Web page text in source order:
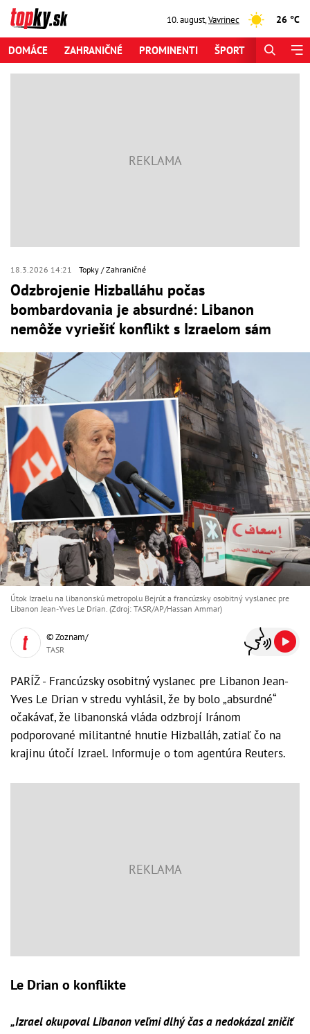
10. august,Vavrinec 26 °C
DOMÁCE ZAHRANIČNÉ PROMINENTI ŠPORT
18.3.2026 14:21 Topky Zahraničné
Odzbrojenie Hizballáhu počas
bombardovania je absurdné: Libanon
nemôže vyriešiť konflikt s Izraelom sám
Útok Izraelu na libanonskú metropolu Bejrút a francúzsky osobitný vyslanec pre
Libanon Jean-Yves Le Drian. (Zdroj: TASR/AP/Hassan Ammar)
© Zoznam/
TASR
PARÍŽ - Francúzsky osobitný vyslanec pre Libanon Jean-
Yves Le Drian v stredu vyhlásil, že by bolo „absurdné“
očakávať, že libanonská vláda odzbrojí Iránom
podporované militantné hnutie Hizballáh, zatiaľ čo na
krajinu útočí Izrael. Informuje o tom agentúra Reuters.
Le Drian o konflikte
„Izrael okupoval Libanon veľmi dlhý čas a nedokázal zničiť